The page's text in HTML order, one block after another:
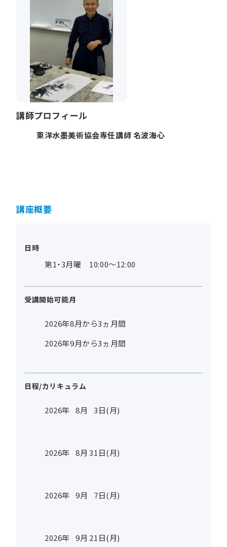
講師プロフィール
東洋水墨美術協会専任講師 名波海心
講座概要
日時
第1・3月曜 10:00～12:00
受講開始可能月
2026年8月から3ヵ月間
2026年9月から3ヵ月間
日程/カリキュラム
2026年 8月 3日(月)
2026年 8月 31日(月)
2026年 9月 7日(月)
2026年 9月 21日(月)